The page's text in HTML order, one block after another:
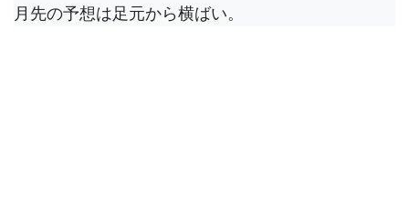
月先の予想は足元から横ばい。